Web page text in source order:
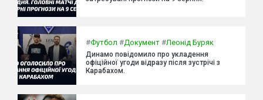
#Футбол #Документ #Леонід Буряк
Динамо повідомило про укладення
офіційної угоди відразу після зустрічі з
Карабахом.